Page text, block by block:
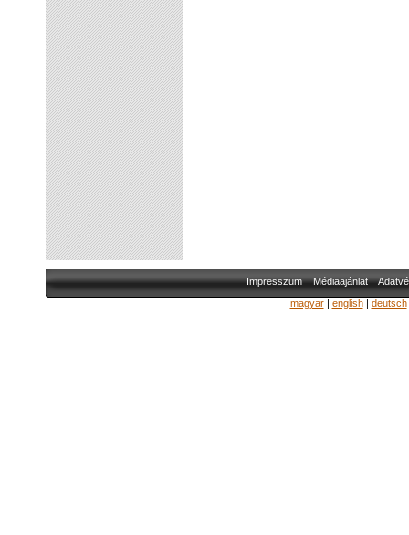
Impresszum Médiaajánlat
magyar| english| deutsch